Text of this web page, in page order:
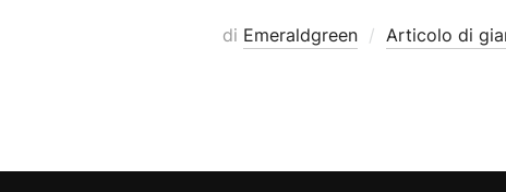
di Emeraldgreen Articolo di